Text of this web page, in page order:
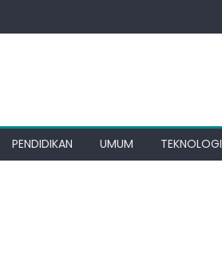
PENDIDIKAN UMUM TEKNOLOGI